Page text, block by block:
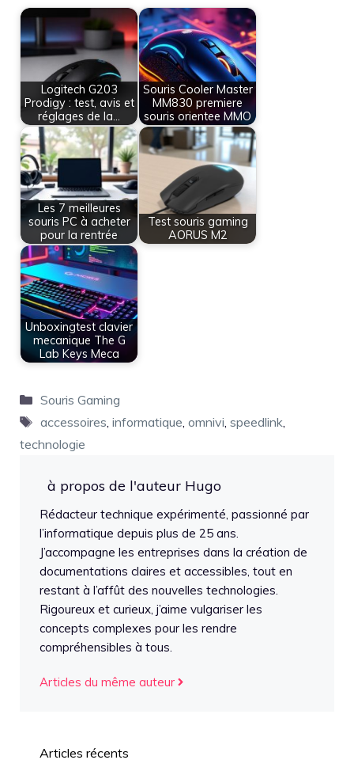
Logitech G203
Prodigy : test, avis et
réglages de la…
Souris Cooler Master
MM830 premiere
souris orientee MMO
Les 7 meilleures
souris PC à acheter
pour la rentrée
Test souris gaming
AORUS M2
Unboxingtest clavier
mecanique The G
Lab Keys Meca
Catégories
Souris Gaming
Étiquettes
accessoires informatique omnivi speedlink
technologie
à propos de l'auteur Hugo
Rédacteur technique expérimenté, passionné par
l’informatique depuis plus de 25 ans.
J’accompagne les entreprises dans la création de
documentations claires et accessibles, tout en
restant à l’affût des nouvelles technologies.
Rigoureux et curieux, j’aime vulgariser les
concepts complexes pour les rendre
compréhensibles à tous.
Articles du même auteur
Articles récents